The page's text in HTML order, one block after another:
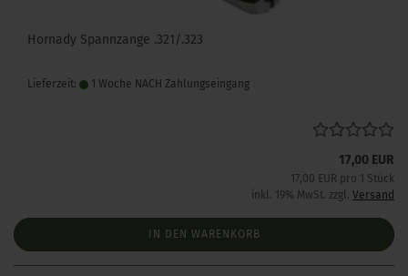
Hornady Spannzange .321/.323
Lieferzeit: 1 Woche NACH Zahlungseingang
17,00 EUR
17,00 EUR pro 1 Stück
inkl. 19% MwSt. zzgl. Versand
IN DEN WARENKORB